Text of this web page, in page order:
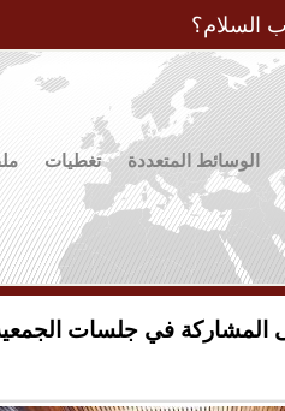
السلام؟
الوسائط المتعددة تغطيات
المشاركة في جلسات